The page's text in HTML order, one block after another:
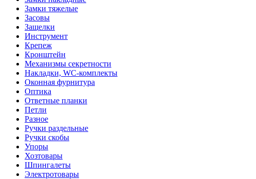
Замки тяжелые
Засовы
Защелки
Инструмент
Крепеж
Кронштейн
Механизмы секретности
Накладки, WC-комплекты
Оконная фурнитура
Оптика
Ответные планки
Петли
Разное
Ручки раздельные
Ручки скобы
Упоры
Хозтовары
Шпингалеты
Электротовары